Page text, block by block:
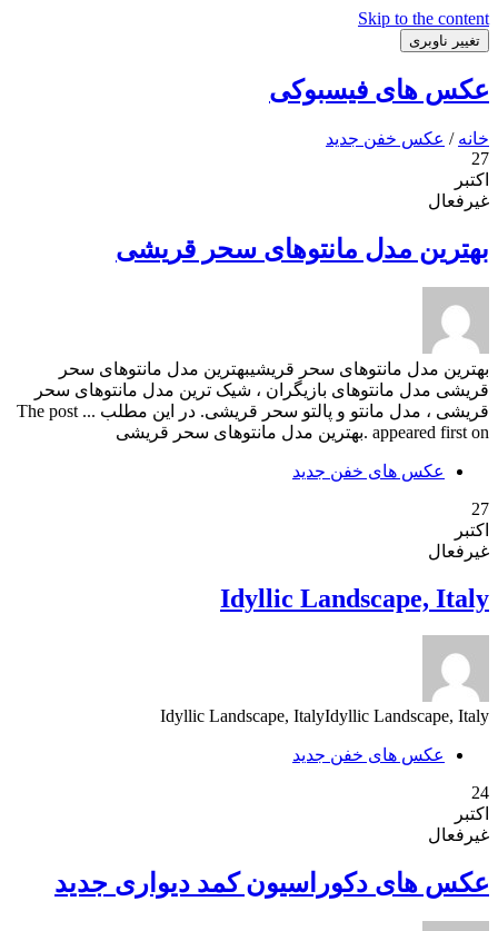
Skip to the content
تغییر ناوبری
عکس های فیسبوکی
خانه / عکس خفن جدید
27
اکتبر
غیرفعال
بهترین مدل مانتوهای سحر قریشی
بهترین مدل مانتوهای سحر قریشیبهترین مدل مانتوهای سحر
قریشی مدل مانتوهای بازیگران ، شیک ترین مدل مانتوهای سحر
قریشی ، مدل مانتو و پالتو سحر قریشی. در این مطلب ... The post
appeared first on .بهترین مدل مانتوهای سحر قریشی
عکس های خفن جدید
27
اکتبر
غیرفعال
Idyllic Landscape, Italy
Idyllic Landscape, ItalyIdyllic Landscape, Italy
عکس های خفن جدید
24
اکتبر
غیرفعال
عکس های دکوراسیون کمد دیواری جدید